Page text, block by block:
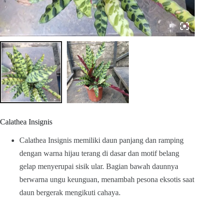
Calathea Insignis
Calathea Insignis memiliki daun panjang dan ramping
dengan warna hijau terang di dasar dan motif belang
gelap menyerupai sisik ular. Bagian bawah daunnya
berwarna ungu keunguan, menambah pesona eksotis saat
daun bergerak mengikuti cahaya.